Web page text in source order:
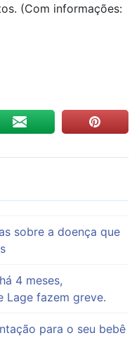
(Com informações:
sobre a doença que
4 meses,
Lage fazem greve.
para o seu bebê